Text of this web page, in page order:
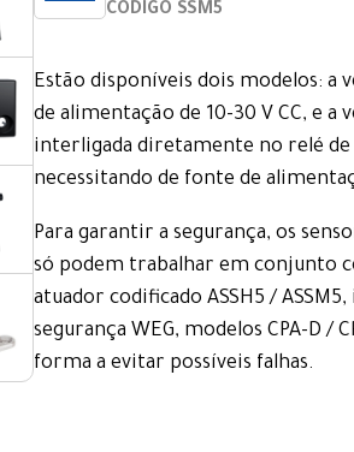
CÓDIGO SSM5
Estão disponíveis dois modelos: a
de alimentação de 10-30 V CC, e a
interligada diretamente no relé de
necessitando de fonte de
Para garantir a segurança, os
só podem trabalhar em conjunto
atuador codificado ASSH5 /
segurança WEG, modelos CPA-D /
forma a evitar possíveis falhas.